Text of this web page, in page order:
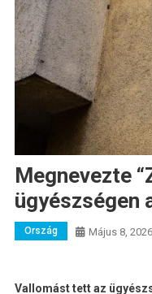
Megnevezte
ügyészségen
Ország Május 8, 2026
Vallomást tett az